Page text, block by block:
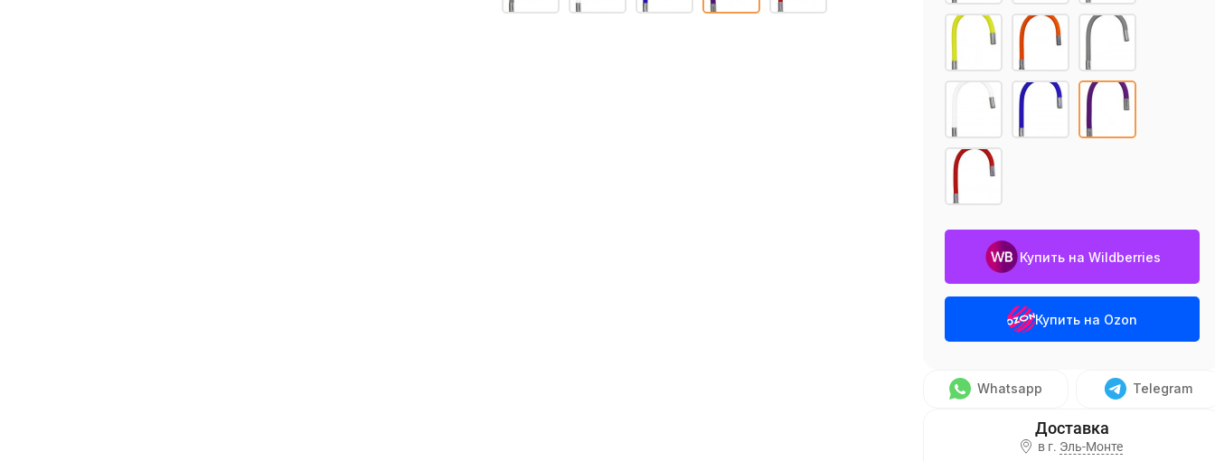
Купить на Wildberries
Купить на Ozon
Whatsapp Telegram
в г. Эль-Монте